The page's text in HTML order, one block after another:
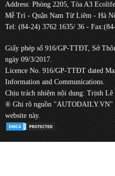
Address: Phòng 2205, Tòa A3
Mễ Trì - Quận Nam Từ Liêm - Hà
Tel: (84-24) 3762 1635/ 36 -
Giấy phép số 916/GP-TTĐT, Sở
ngày 09/3/2017.
Licence No. 916/GP-TTĐT dated
Information and Communications.
Chịu trách nhiệm nội dung: Trịnh Lê
® Ghi rõ nguồn "AUTODAILY.VN"
website này.